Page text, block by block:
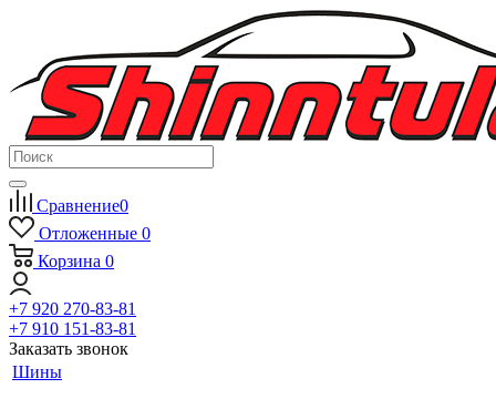
Сравнение0
Отложенные 0
Корзина 0
+7 920 270-83-81
+7 910 151-83-81
Заказать звонок
Шины